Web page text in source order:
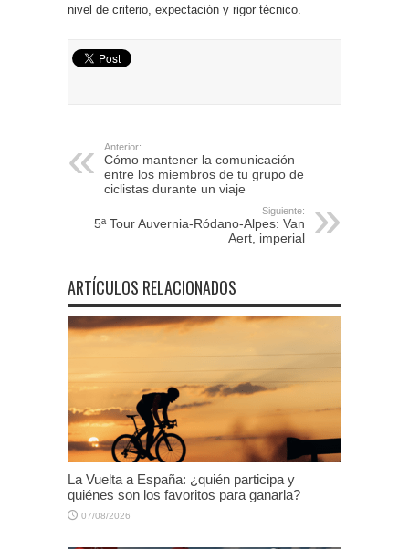
nivel de criterio, expectación y rigor técnico.
Anterior:
Cómo mantener la comunicación
entre los miembros de tu grupo de
ciclistas durante un viaje
Siguiente:
5ª Tour Auvernia-Ródano-Alpes: Van
Aert, imperial
ARTÍCULOS RELACIONADOS
La Vuelta a España: ¿quién participa y
quiénes son los favoritos para ganarla?
07/08/2026